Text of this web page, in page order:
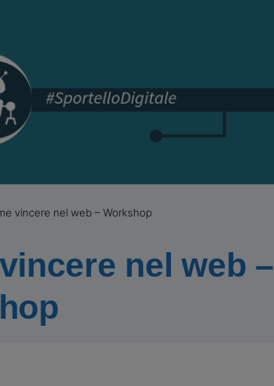
vincere nel web – Workshop
nel web –